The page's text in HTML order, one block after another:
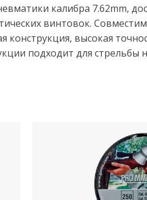
калибра 7.62mm,
винтовок.
высокая
подходит для стрельбы